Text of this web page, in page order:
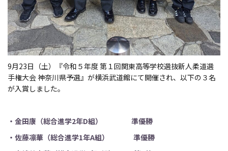
9月23日（土）『令和５年度 第１回関東高等学校選抜新人柔道選
手権大会 神奈川県予選』が横浜武道館にて開催され、以下の３名
が入賞しました。
・金田康（総合進学2年D組） 準優勝
・佐藤凛華（総合進学1年A組） 準優勝